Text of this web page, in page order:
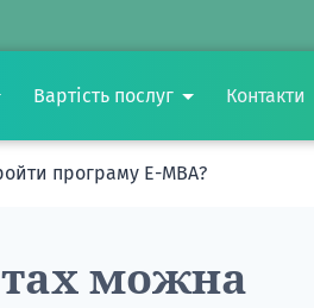
Вартість послуг Контакти
програму E-MBA?
можна